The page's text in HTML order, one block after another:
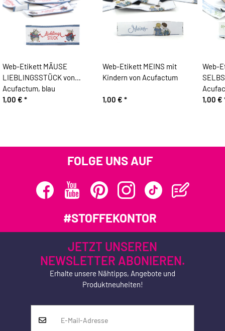
Web-Etikett MÄUSE
LIEBLINGSSTÜCK von
Acufactum, blau
1,00 € *
Web-Etikett MEINS mit
Kindern von Acufactum
1,00 € *
Web-
1,00 €
FOLGE UNS AUF
#STOFFEKONTOR
JETZT UNSEREN
NEWSLETTER ABONIEREN.
Erhalte unsere Nähtipps, Angebote und
Produktneuheiten!